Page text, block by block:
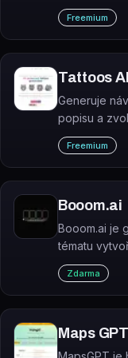
odpovědí na
Freemium
Tattoos AI
Generuje
popisu a
nástroj,
koncepty
uživatele.
Freemium
Booom.ai
Booom.ai je
tématu
hrát sólo
Zdarma
Maps GPT